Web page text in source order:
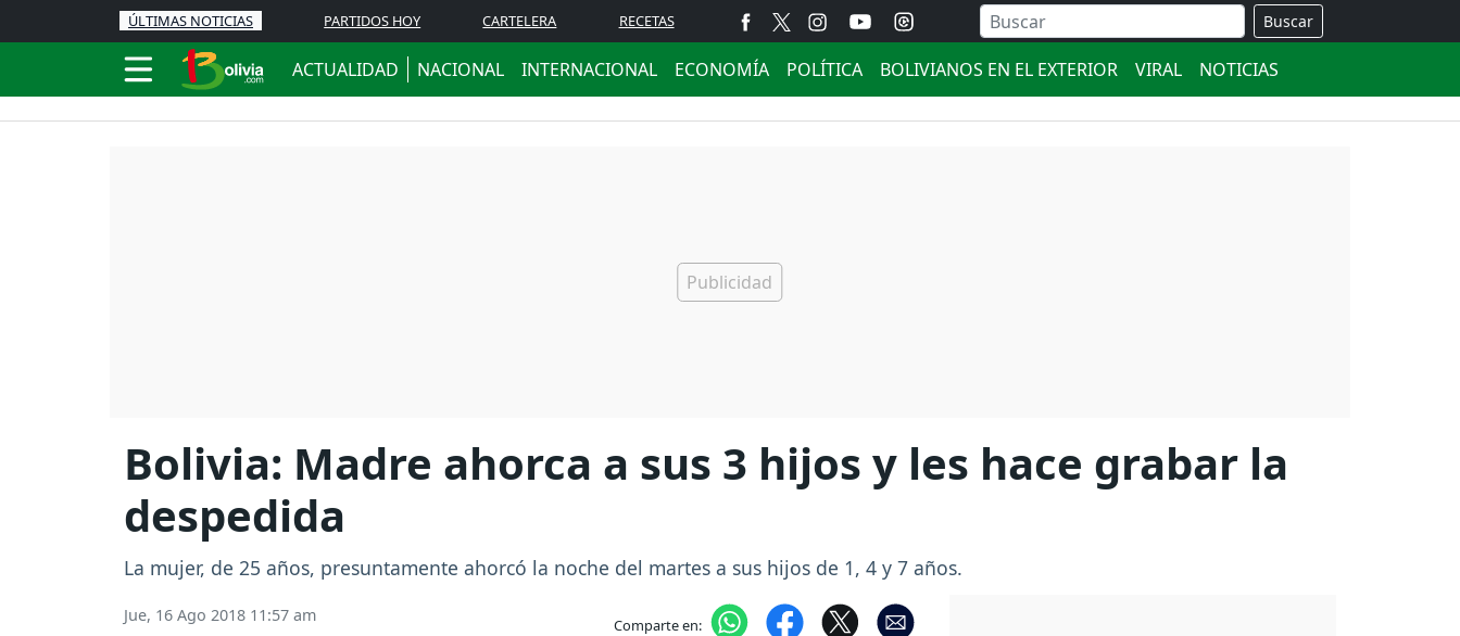
ÚLTIMAS NOTICIAS PARTIDOS HOY CARTELERA RECETAS Buscar
ACTUALIDAD NACIONAL INTERNACIONAL ECONOMÍA POLÍTICA BOLIVIANOS EN EL EXTERIOR VIRAL NOTICIAS
Bolivia: Madre ahorca a sus 3 hijos y les hace grabar la
despedida
La mujer, de 25 años, presuntamente ahorcó la noche del martes a sus hijos de 1, 4 y 7 años.
Jue, 16 Ago 2018 11:57 am Comparte en: